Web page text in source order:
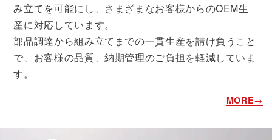
み立てを可能にし、さまざまなお客様からのOEM生
産に対応しています。
部品調達から組み立てまでの一貫生産を請け負うこと
で、お客様の品質、納期管理のご負担を軽減していま
す。